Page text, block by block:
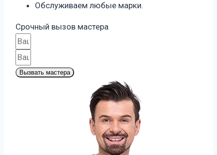
Обслуживаем любые марки.
Срочный вызов мастера
Вызвать мастера